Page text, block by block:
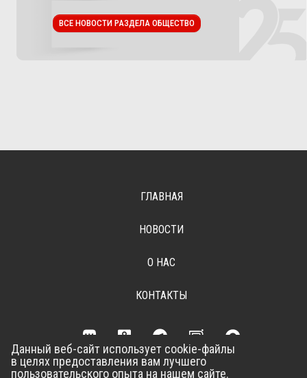
ВСЕ НОВОСТИ РАЗДЕЛА ОБЩЕСТВО
ГЛАВНАЯ
НОВОСТИ
О НАС
КОНТАКТЫ
Разработка сайта –Vladweb
Данный веб-сайт использует cookie-файлы
в целях предоставления вам лучшего
пользовательского опыта на нашем сайте.